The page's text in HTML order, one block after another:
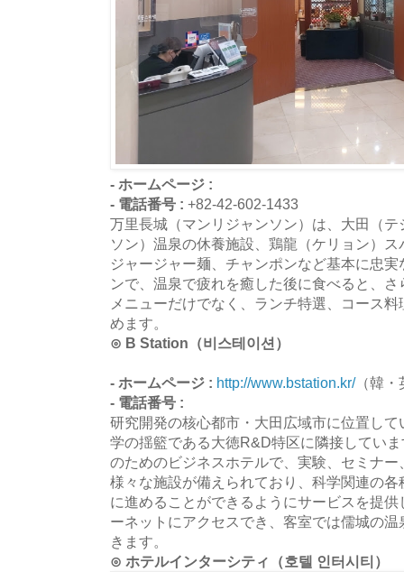
- ホームページ :
- 電話番号 : +82-42-602-1433
万里長城（マンリジャンソン）は、大田（
ソン）温泉の休養施設、鶏龍（ケリョン）
ジャージャー麺、チャンポンなど基本に忠
ンで、温泉で疲れを癒した後に食べると、
メニューだけでなく、ランチ特選、コース
めます。
⊙ B Station（비스테이션）
- ホームページ : http://www.bstation.kr/（韓・
- 電話番号 :
研究開発の核心都市・大田広域市に位置し
学の揺籃である大徳R&D特区に隣接してい
のためのビジネスホテルで、実験、セミナ
様々な施設が備えられており、科学関連の
に進めることができるようにサービスを提
ーネットにアクセスでき、客室では儒城の
きます。
⊙ ホテルインターシティ（호텔 인터시티）